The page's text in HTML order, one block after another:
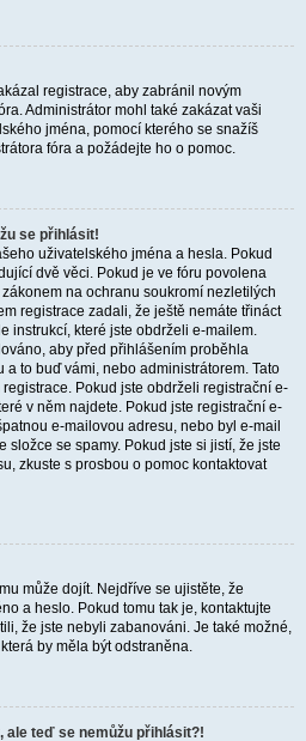
registrace, aby zabránil novým
Administrátor mohl také zakázat vaši
jména, pomocí kterého se snažíš
fóra a požádejte ho o pomoc.
se přihlásit!
uživatelského jména a hesla. Pokud
dvě věci. Pokud je ve fóru povolena
na ochranu soukromí nezletilých
registrace zadali, že ještě nemáte třináct
instrukcí, které jste obdrželi e-mailem.
aby před přihlášením proběhla
to buď vámi, nebo administrátorem. Tato
Pokud jste obdrželi registrační e-
v něm najdete. Pokud jste registrační e-
e-mailovou adresu, nebo byl e-mail
složce se spamy. Pokud jste si jistí, že jste
zkuste s prosbou o pomoc kontaktovat
může dojít. Nejdříve se ujistěte, že
a heslo. Pokud tomu tak je, kontaktujte
že jste nebyli zabanováni. Je také možné,
by měla být odstraněna.
ale teď se nemůžu přihlásit?!